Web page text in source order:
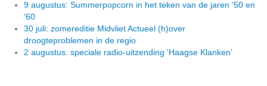
9 augustus: Summerpopcorn in het teken van de jaren '50 en
'60
30 juli: zomereditie Midvliet Actueel (h)over
droogteproblemen in de regio
2 augustus: speciale radio-uitzending 'Haagse Klanken'